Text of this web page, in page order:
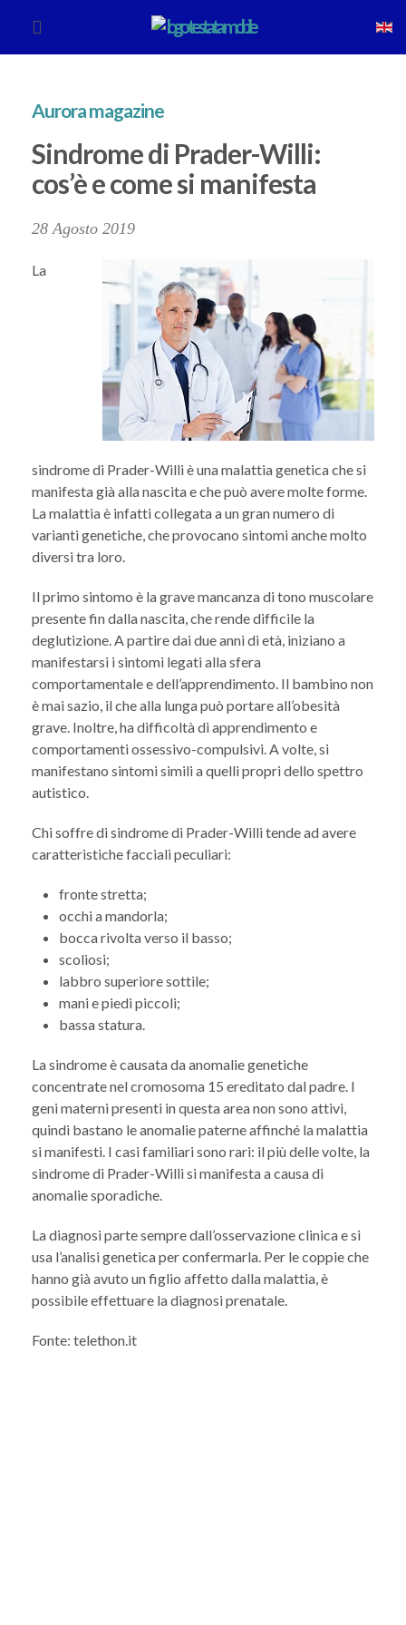
Aurora magazine
Sindrome di Prader-Willi:
cos’è e come si manifesta
28 Agosto 2019
La
sindrome di Prader-Willi è una malattia genetica che si
manifesta già alla nascita e che può avere molte forme.
La malattia è infatti collegata a un gran numero di
varianti genetiche, che provocano sintomi anche molto
diversi tra loro.
Il primo sintomo è la grave mancanza di tono muscolare
presente fin dalla nascita, che rende difficile la
deglutizione. A partire dai due anni di età, iniziano a
manifestarsi i sintomi legati alla sfera
comportamentale e dell’apprendimento. Il bambino non
è mai sazio, il che alla lunga può portare all’obesità
grave. Inoltre, ha difficoltà di apprendimento e
comportamenti ossessivo-compulsivi. A volte, si
manifestano sintomi simili a quelli propri dello spettro
autistico.
Chi soffre di sindrome di Prader-Willi tende ad avere
caratteristiche facciali peculiari:
fronte stretta;
occhi a mandorla;
bocca rivolta verso il basso;
scoliosi;
labbro superiore sottile;
mani e piedi piccoli;
bassa statura.
La sindrome è causata da anomalie genetiche
concentrate nel cromosoma 15 ereditato dal padre. I
geni materni presenti in questa area non sono attivi,
quindi bastano le anomalie paterne affinché la malattia
si manifesti. I casi familiari sono rari: il più delle volte, la
sindrome di Prader-Willi si manifesta a causa di
anomalie sporadiche.
La diagnosi parte sempre dall’osservazione clinica e si
usa l’analisi genetica per confermarla. Per le coppie che
hanno già avuto un figlio affetto dalla malattia, è
possibile effettuare la diagnosi prenatale.
Fonte: telethon.it